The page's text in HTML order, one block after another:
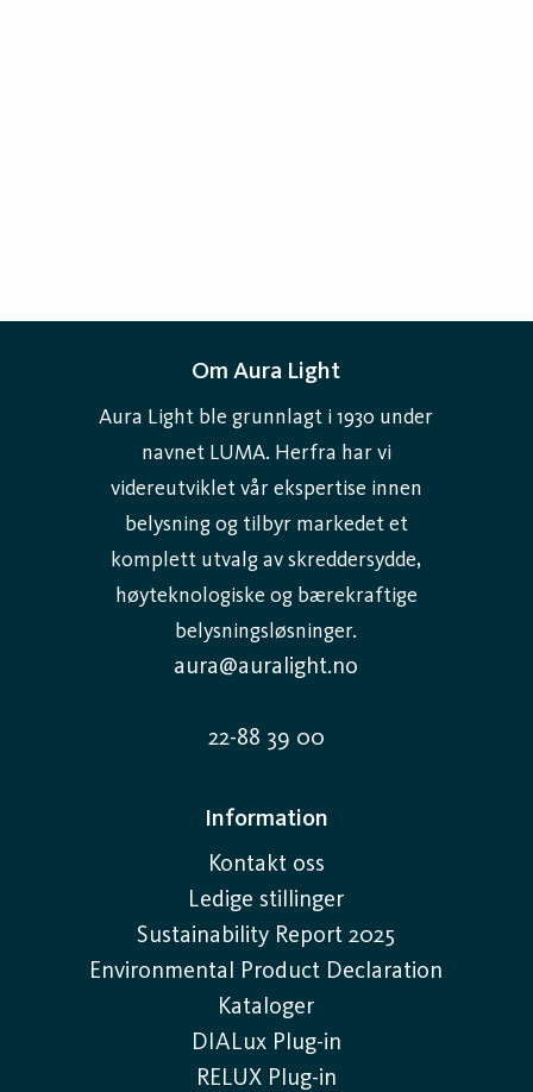
Om Aura Light
Aura Light ble grunnlagt i 1930 under
navnet LUMA. Herfra har vi
videreutviklet vår ekspertise innen
belysning og tilbyr markedet et
komplett utvalg av skreddersydde,
høyteknologiske og bærekraftige
belysningsløsninger.
aura@auralight.no
22-88 39 00
Information
Kontakt oss
Ledige stillinger
Sustainability Report 2025
Environmental Product Declaration
Kataloger
DIALux Plug-in
RELUX Plug-in